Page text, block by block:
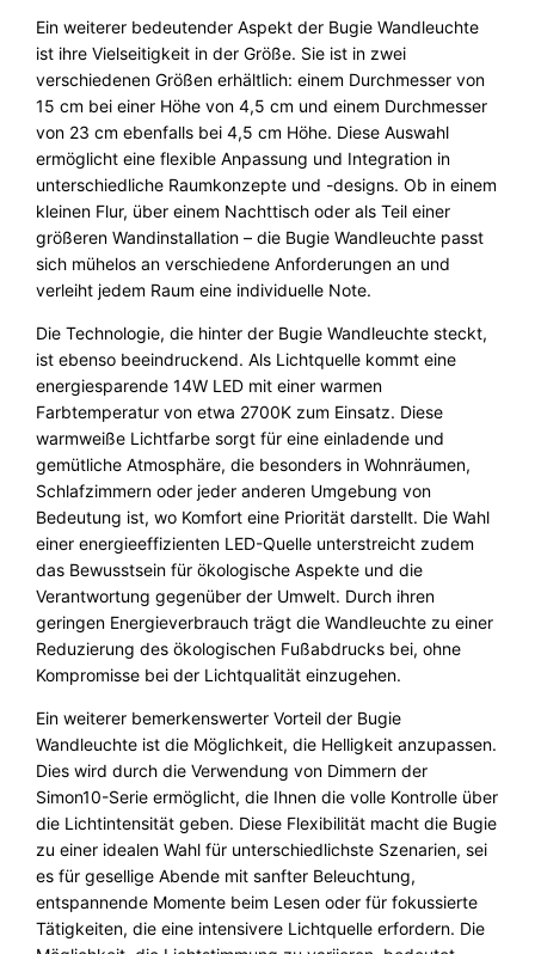
Ein weiterer bedeutender Aspekt der Bugie Wandleuchte
ist ihre Vielseitigkeit in der Größe. Sie ist in zwei
verschiedenen Größen erhältlich: einem Durchmesser von
15 cm bei einer Höhe von 4,5 cm und einem Durchmesser
von 23 cm ebenfalls bei 4,5 cm Höhe. Diese Auswahl
ermöglicht eine flexible Anpassung und Integration in
unterschiedliche Raumkonzepte und -designs. Ob in einem
kleinen Flur, über einem Nachttisch oder als Teil einer
größeren Wandinstallation – die Bugie Wandleuchte passt
sich mühelos an verschiedene Anforderungen an und
verleiht jedem Raum eine individuelle Note.
Die Technologie, die hinter der Bugie Wandleuchte steckt,
ist ebenso beeindruckend. Als Lichtquelle kommt eine
energiesparende 14W LED mit einer warmen
Farbtemperatur von etwa 2700K zum Einsatz. Diese
warmweiße Lichtfarbe sorgt für eine einladende und
gemütliche Atmosphäre, die besonders in Wohnräumen,
Schlafzimmern oder jeder anderen Umgebung von
Bedeutung ist, wo Komfort eine Priorität darstellt. Die Wahl
einer energieeffizienten LED-Quelle unterstreicht zudem
das Bewusstsein für ökologische Aspekte und die
Verantwortung gegenüber der Umwelt. Durch ihren
geringen Energieverbrauch trägt die Wandleuchte zu einer
Reduzierung des ökologischen Fußabdrucks bei, ohne
Kompromisse bei der Lichtqualität einzugehen.
Ein weiterer bemerkenswerter Vorteil der Bugie
Wandleuchte ist die Möglichkeit, die Helligkeit anzupassen.
Dies wird durch die Verwendung von Dimmern der
Simon10-Serie ermöglicht, die Ihnen die volle Kontrolle über
die Lichtintensität geben. Diese Flexibilität macht die Bugie
zu einer idealen Wahl für unterschiedlichste Szenarien, sei
es für gesellige Abende mit sanfter Beleuchtung,
entspannende Momente beim Lesen oder für fokussierte
Tätigkeiten, die eine intensivere Lichtquelle erfordern. Die